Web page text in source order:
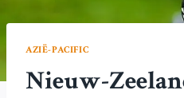
AZIË-PACIFIC
Nieuw-